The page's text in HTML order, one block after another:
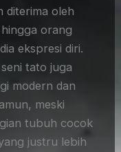
diterima oleh
orang
ekspresi diri.
tato juga
modern dan
meski
tubuh cocok
justru lebih